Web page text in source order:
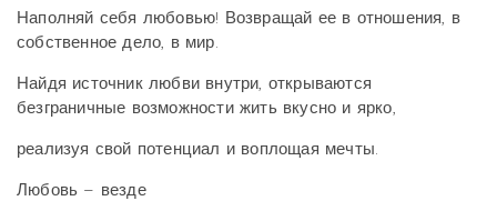
Наполняй себя любовью! Возвращай ее в отношения, в
собственное дело, в мир.
Найдя источник любви внутри, открываются
безграничные возможности жить вкусно и ярко,
реализуя свой потенциал и воплощая мечты.
Любовь – везде